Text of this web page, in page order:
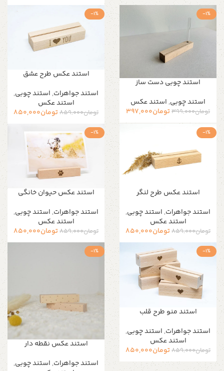
-1%
استند چوبی دست ساز
استند چوبی, استند عکس
تومان399,000تومان397,000
-1%
استند عکس طرح عشق
استند جواهرات, استند چوبی,
استند عکس
تومان859,000تومان850,000
-1%
استند عکس طرح لنگر
استند جواهرات, استند چوبی,
استند عکس
تومان859,000تومان850,000
-1%
استند عکس حیوان خانگی
استند جواهرات, استند چوبی,
استند عکس
تومان859,000تومان850,000
-1%
استند منو طرح قلب
استند جواهرات, استند چوبی,
استند عکس
تومان859,000تومان850,000
-1%
استند عکس نقطه دار
استند جواهرات, استند چوبی,